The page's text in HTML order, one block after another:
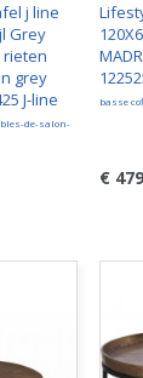
j line
Grey
grey
J-line
de-salon-
basse
€